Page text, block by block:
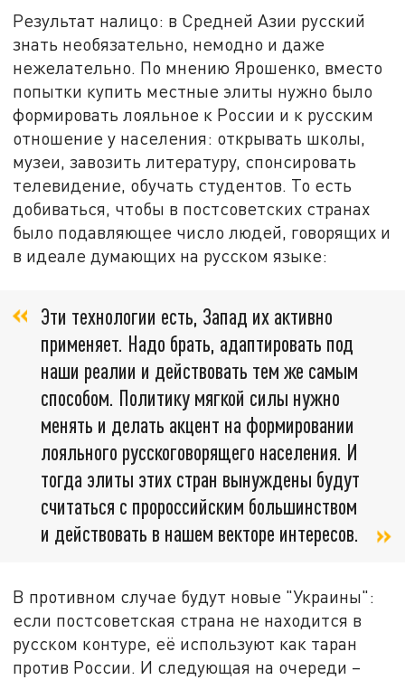
Результат налицо: в Средней Азии русский
знать необязательно, немодно и даже
нежелательно. По мнению Ярошенко, вместо
попытки купить местные элиты нужно было
формировать лояльное к России и к русским
отношение у населения: открывать школы,
музеи, завозить литературу, спонсировать
телевидение, обучать студентов. То есть
добиваться, чтобы в постсоветских странах
было подавляющее число людей, говорящих и
в идеале думающих на русском языке:
Эти технологии есть, Запад их активно
применяет. Надо брать, адаптировать под
наши реалии и действовать тем же самым
способом. Политику мягкой силы нужно
менять и делать акцент на формировании
лояльного русскоговорящего населения. И
тогда элиты этих стран вынуждены будут
считаться с пророссийским большинством
и действовать в нашем векторе интересов.
В противном случае будут новые "Украины":
если постсоветская страна не находится в
русском контуре, её используют как таран
против России. И следующая на очереди –